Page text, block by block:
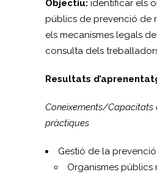
Objectiu: identificar els
públics de prevenció de
els mecanismes legals
consulta dels
Resultats
Coneixements/Capacitats
pràctiques
Gestió de la
Organismes públics